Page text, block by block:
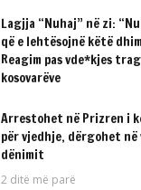
Lagjja “Nuhaj” në zi:
që e lehtësojnë këtë
Reagim pas vde*kjes
kosovarëve
Arrestohet në Prizren i
për vjedhje, dërgohet
dënimit
2 ditë më parë